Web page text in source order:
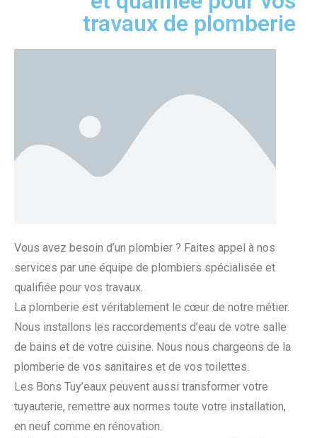
travaux de plomberie
Vous avez besoin d’un plombier ? Faites appel à nos
services par une équipe de plombiers spécialisée et
qualifiée pour vos travaux.
La plomberie est véritablement le cœur de notre métier.
Nous installons les raccordements d’eau de votre salle
de bains et de votre cuisine. Nous nous chargeons de la
plomberie de vos sanitaires et de vos toilettes.
Les Bons Tuy’eaux peuvent aussi transformer votre
tuyauterie, remettre aux normes toute votre installation,
en neuf comme en rénovation.